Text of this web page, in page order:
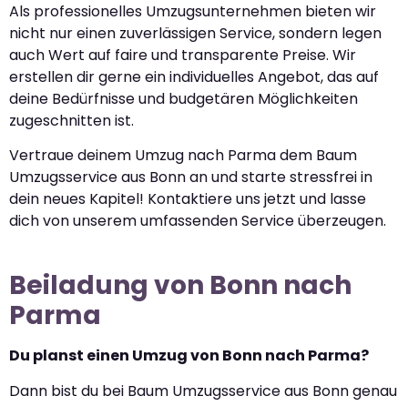
Als professionelles Umzugsunternehmen bieten wir
nicht nur einen zuverlässigen Service, sondern legen
auch Wert auf faire und transparente Preise. Wir
erstellen dir gerne ein individuelles Angebot, das auf
deine Bedürfnisse und budgetären Möglichkeiten
zugeschnitten ist.
Vertraue deinem Umzug nach Parma dem Baum
Umzugsservice aus Bonn an und starte stressfrei in
dein neues Kapitel! Kontaktiere uns jetzt und lasse
dich von unserem umfassenden Service überzeugen.
Beiladung von Bonn nach
Parma
Du planst einen Umzug von Bonn nach Parma?
Dann bist du bei Baum Umzugsservice aus Bonn genau